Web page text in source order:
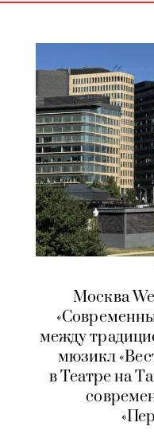
Москва
между
мюзикл
в Театре на